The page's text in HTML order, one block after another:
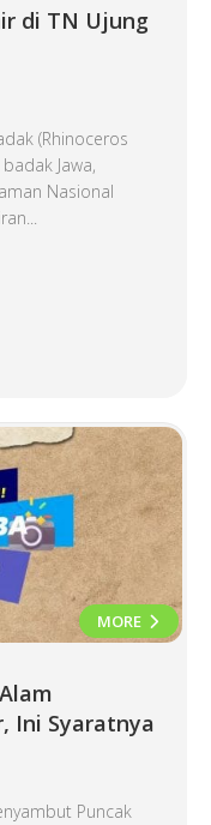
di TN Ujung
(Rhinoceros
Jawa,
Nasional
MORE
Ini Syaratnya
Puncak